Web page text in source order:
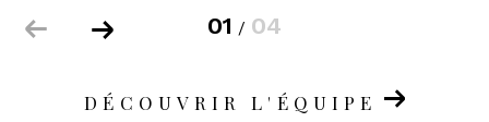
01 / 04
DÉCOUVRIR L'ÉQUIPE